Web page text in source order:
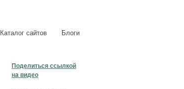
Каталог сайтов Блоги
Поделиться ссылкой
на видео